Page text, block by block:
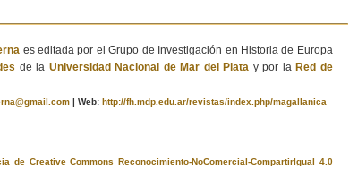
es editada por el Grupo de Investigación en Historia de Europa
de la Universidad Nacional de Mar del Plata y por la Red de
| Web: http://fh.mdp.edu.ar/revistas/index.php/magallanica
de Creative Commons Reconocimiento-NoComercial-CompartirIgual 4.0